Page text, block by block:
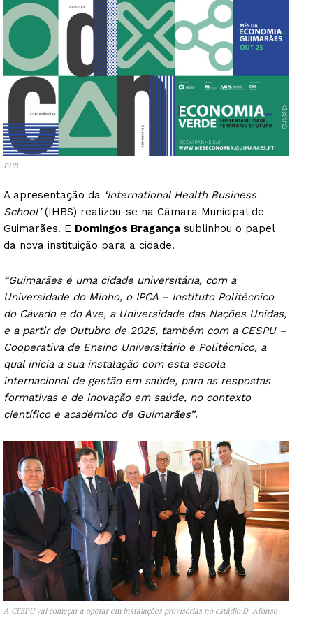
PUB
A apresentação da ‘International Health Business
School’(IHBS) realizou-se na Câmara Municipal de
Guimarães. E Domingos Bragança sublinhou o papel
da nova instituição para a cidade.
“Guimarães é uma cidade universitária, com a
Universidade do Minho, o IPCA – Instituto Politécnico
do Cávado e do Ave, a Universidade das Nações Unidas,
e a partir de Outubro de 2025, também com a CESPU –
Cooperativa de Ensino Universitário e Politécnico, a
qual inicia a sua instalação com esta escola
internacional de gestão em saúde, para as respostas
formativas e de inovação em saúde, no contexto
científico e académico de Guimarães”.
A CESPU vai começar a operar em instalações provisórias no estádio D. Afonso